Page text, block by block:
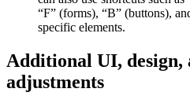
“F” (forms), “B” (buttons),
specific elements.
Additional UI,
adjustments